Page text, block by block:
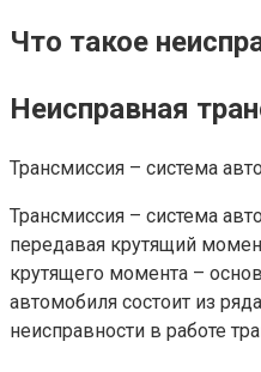
Что такое
Неисправная
Трансмиссия – система
Трансмиссия – система
передавая крутящий
крутящего момента –
автомобиля состоит из
неисправности в работе